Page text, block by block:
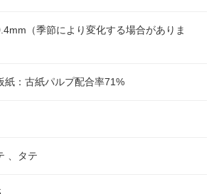
（季節により変化する場合がありま
紙：古紙パルプ配合率71%
、タテ